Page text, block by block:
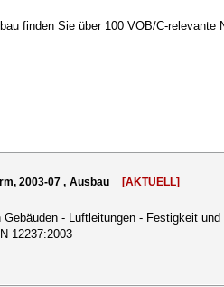
finden Sie über 100 VOB/C-
2003-07 , Ausbau [AKTUELL]
Gebäuden - Luftleitungen - Festigkeit
12237:2003